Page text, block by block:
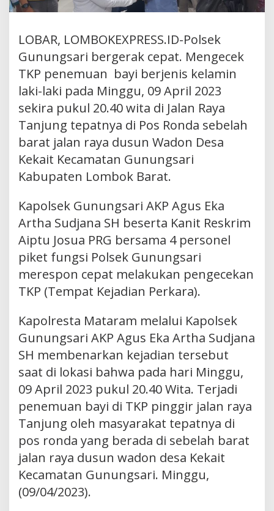
LOBAR, LOMBOKEXPRESS.ID-Polsek
Gunungsari bergerak cepat. Mengecek
TKP penemuan bayi berjenis kelamin
laki-laki pada Minggu, 09 April 2023
sekira pukul 20.40 wita di Jalan Raya
Tanjung tepatnya di Pos Ronda sebelah
barat jalan raya dusun Wadon Desa
Kekait Kecamatan Gunungsari
Kabupaten Lombok Barat.
Kapolsek Gunungsari AKP Agus Eka
Artha Sudjana SH beserta Kanit Reskrim
Aiptu Josua PRG bersama 4 personel
piket fungsi Polsek Gunungsari
merespon cepat melakukan pengecekan
TKP (Tempat Kejadian Perkara).
Kapolresta Mataram melalui Kapolsek
Gunungsari AKP Agus Eka Artha Sudjana
SH membenarkan kejadian tersebut
saat di lokasi bahwa pada hari Minggu,
09 April 2023 pukul 20.40 Wita. Terjadi
penemuan bayi di TKP pinggir jalan raya
Tanjung oleh masyarakat tepatnya di
pos ronda yang berada di sebelah barat
jalan raya dusun wadon desa Kekait
Kecamatan Gunungsari. Minggu,
(09/04/2023).